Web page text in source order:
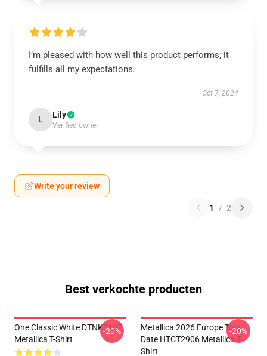
I’m pleased with how well this product performs; it
fulfills all my expectations.
Oct 7, 2024
L Lily
Verified owner
Write your review
1 / 2
Best verkochte producten
One Classic White DTNK0107
Metallica T-Shirt
-20%
Metallica 2026 Europe Tour
Date HTCT2906 Metallica T-
Shirt
-20%